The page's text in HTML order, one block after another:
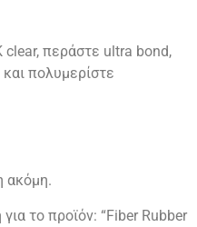
clear, περάστε ultra bond,
πολυμερίστε
ακόμη.
το προϊόν: “Fiber Rubber